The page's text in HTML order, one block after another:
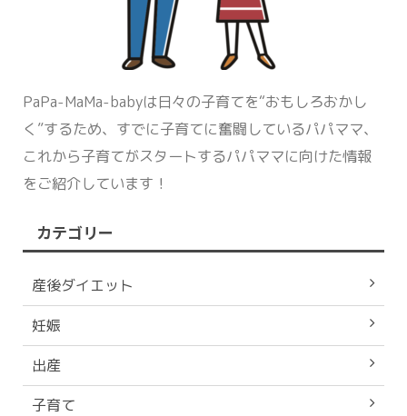
PaPa-MaMa-babyは日々の子育てを“おもしろおかし
く”するため、すでに子育てに奮闘しているパパママ、
これから子育てがスタートするパパママに向けた情報
をご紹介しています！
カテゴリー
産後ダイエット
妊娠
出産
子育て